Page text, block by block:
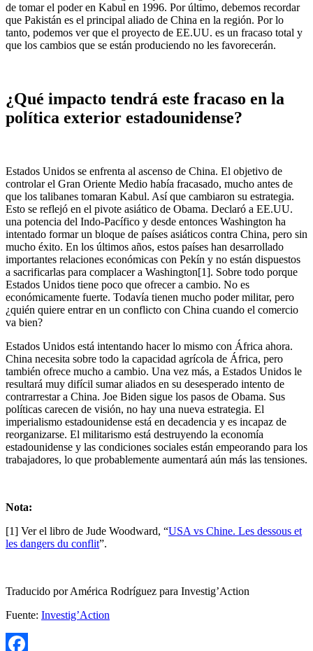
de tomar el poder en Kabul en 1996. Por último, debemos recordar
que Pakistán es el principal aliado de China en la región. Por lo
tanto, podemos ver que el proyecto de EE.UU. es un fracaso total y
que los cambios que se están produciendo no les favorecerán.
¿Qué impacto tendrá este fracaso en la
política exterior estadounidense?
Estados Unidos se enfrenta al ascenso de China. El objetivo de
controlar el Gran Oriente Medio había fracasado, mucho antes de
que los talibanes tomaran Kabul. Así que cambiaron su estrategia.
Esto se reflejó en el pivote asiático de Obama. Declaró a EE.UU.
una potencia del Indo-Pacífico y desde entonces Washington ha
intentado formar un bloque de países asiáticos contra China, pero sin
mucho éxito. En los últimos años, estos países han desarrollado
importantes relaciones económicas con Pekín y no están dispuestos
a sacrificarlas para complacer a Washington[1]. Sobre todo porque
Estados Unidos tiene poco que ofrecer a cambio. No es
económicamente fuerte. Todavía tienen mucho poder militar, pero
¿quién quiere entrar en un conflicto con China cuando el comercio
va bien?
Estados Unidos está intentando hacer lo mismo con África ahora.
China necesita sobre todo la capacidad agrícola de África, pero
también ofrece mucho a cambio. Una vez más, a Estados Unidos le
resultará muy difícil sumar aliados en su desesperado intento de
contrarrestar a China. Joe Biden sigue los pasos de Obama. Sus
políticas carecen de visión, no hay una nueva estrategia. El
imperialismo estadounidense está en decadencia y es incapaz de
reorganizarse. El militarismo está destruyendo la economía
estadounidense y las condiciones sociales están empeorando para los
trabajadores, lo que probablemente aumentará aún más las tensiones.
Nota:
[1] Ver el libro de Jude Woodward, “USA vs Chine. Les dessous et
les dangers du conflit”.
Traducido por América Rodríguez para Investig’Action
Fuente: Investig’Action